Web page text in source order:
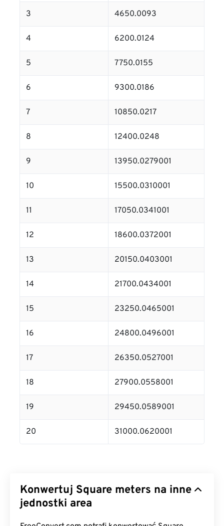
3 4650.0093
4 6200.0124
5 7750.0155
6 9300.0186
7 10850.0217
8 12400.0248
9 13950.0279001
10 15500.0310001
11 17050.0341001
12 18600.0372001
13 20150.0403001
14 21700.0434001
15 23250.0465001
16 24800.0496001
17 26350.0527001
18 27900.0558001
19 29450.0589001
20 31000.0620001
Konwertuj Square meters na inne
jednostki area